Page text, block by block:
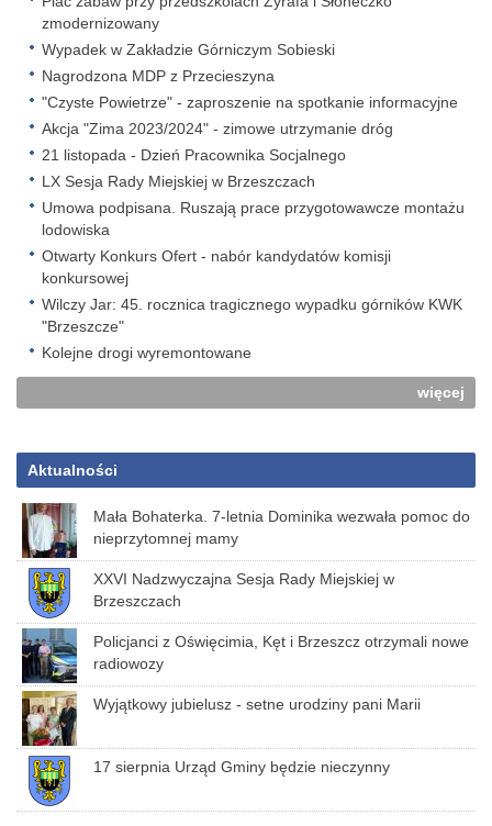
zmodernizowany
Wypadek w Zakładzie Górniczym Sobieski
Nagrodzona MDP z Przecieszyna
"Czyste Powietrze" - zaproszenie na spotkanie informacyjne
Akcja "Zima 2023/2024" - zimowe utrzymanie dróg
21 listopada - Dzień Pracownika Socjalnego
LX Sesja Rady Miejskiej w Brzeszczach
Umowa podpisana. Ruszają prace przygotowawcze montażu
lodowiska
Otwarty Konkurs Ofert - nabór kandydatów komisji
konkursowej
Wilczy Jar: 45. rocznica tragicznego wypadku górników KWK
"Brzeszcze"
Kolejne drogi wyremontowane
więcej
Aktualności
Mała Bohaterka. 7-letnia Dominika wezwała pomoc do
nieprzytomnej mamy
XXVI Nadzwyczajna Sesja Rady Miejskiej w
Brzeszczach
Policjanci z Oświęcimia, Kęt i Brzeszcz otrzymali nowe
radiowozy
Wyjątkowy jubielusz - setne urodziny pani Marii
17 sierpnia Urząd Gminy będzie nieczynny